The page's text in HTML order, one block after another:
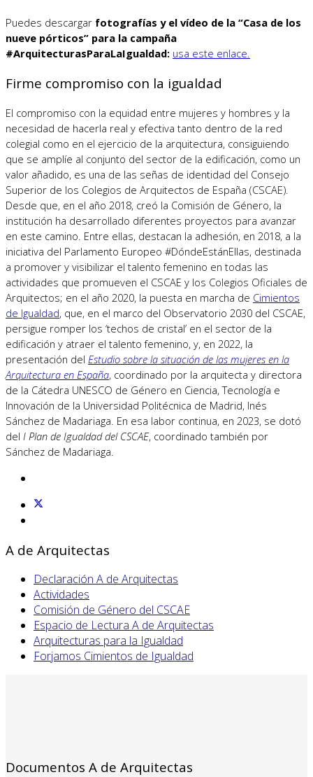
Puedes descargar fotografías y el vídeo de la “Casa de los
nueve pórticos” para la campaña
#ArquitecturasParaLaIgualdad: usa este enlace.
Firme compromiso con la igualdad
El compromiso con la equidad entre mujeres y hombres y la
necesidad de hacerla real y efectiva tanto dentro de la red
colegial como en el ejercicio de la arquitectura, consiguiendo
que se amplíe al conjunto del sector de la edificación, como un
valor añadido, es una de las señas de identidad del Consejo
Superior de los Colegios de Arquitectos de España (CSCAE).
Desde que, en el año 2018, creó la Comisión de Género, la
institución ha desarrollado diferentes proyectos para avanzar
en este camino. Entre ellas, destacan la adhesión, en 2018, a la
iniciativa del Parlamento Europeo #DóndeEstánEllas, destinada
a promover y visibilizar el talento femenino en todas las
actividades que promueven el CSCAE y los Colegios Oficiales de
Arquitectos; en el año 2020, la puesta en marcha de Cimientos
de Igualdad, que, en el marco del Observatorio 2030 del CSCAE,
persigue romper los ‘techos de cristal’ en el sector de la
edificación y atraer el talento femenino, y, en 2022, la
presentación del Estudio sobre la situación de las mujeres en la
Arquitectura en España, coordinado por la arquitecta y directora
de la Cátedra UNESCO de Género en Ciencia, Tecnología e
Innovación de la Universidad Politécnica de Madrid, Inés
Sánchez de Madariaga. En esa labor continua, en 2023, se dotó
del I Plan de Igualdad del CSCAE, coordinado también por
Sánchez de Madariaga.
A de Arquitectas
Declaración A de Arquitectas
Actividades
Comisión de Género del CSCAE
Espacio de Lectura A de Arquitectas
Arquitecturas para la Igualdad
Forjamos Cimientos de Igualdad
Documentos A de Arquitectas